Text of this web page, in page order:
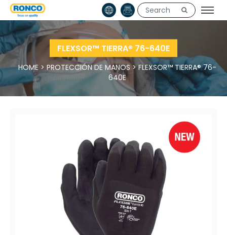
FLEXSOR™ TIERRA® 76-640E
HOME > PROTECCIÓN DE MANOS>FLEXSOR™ TIERRA® 76-
640E